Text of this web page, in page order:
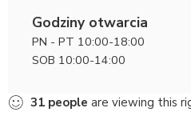
Godziny otwarcia
PN - PT 10:00-18:00
SOB 10:00-14:00
31 people are viewing this